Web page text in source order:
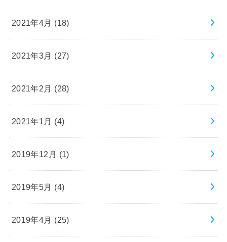
2021年4月 (18)
2021年3月 (27)
2021年2月 (28)
2021年1月 (4)
2019年12月 (1)
2019年5月 (4)
2019年4月 (25)